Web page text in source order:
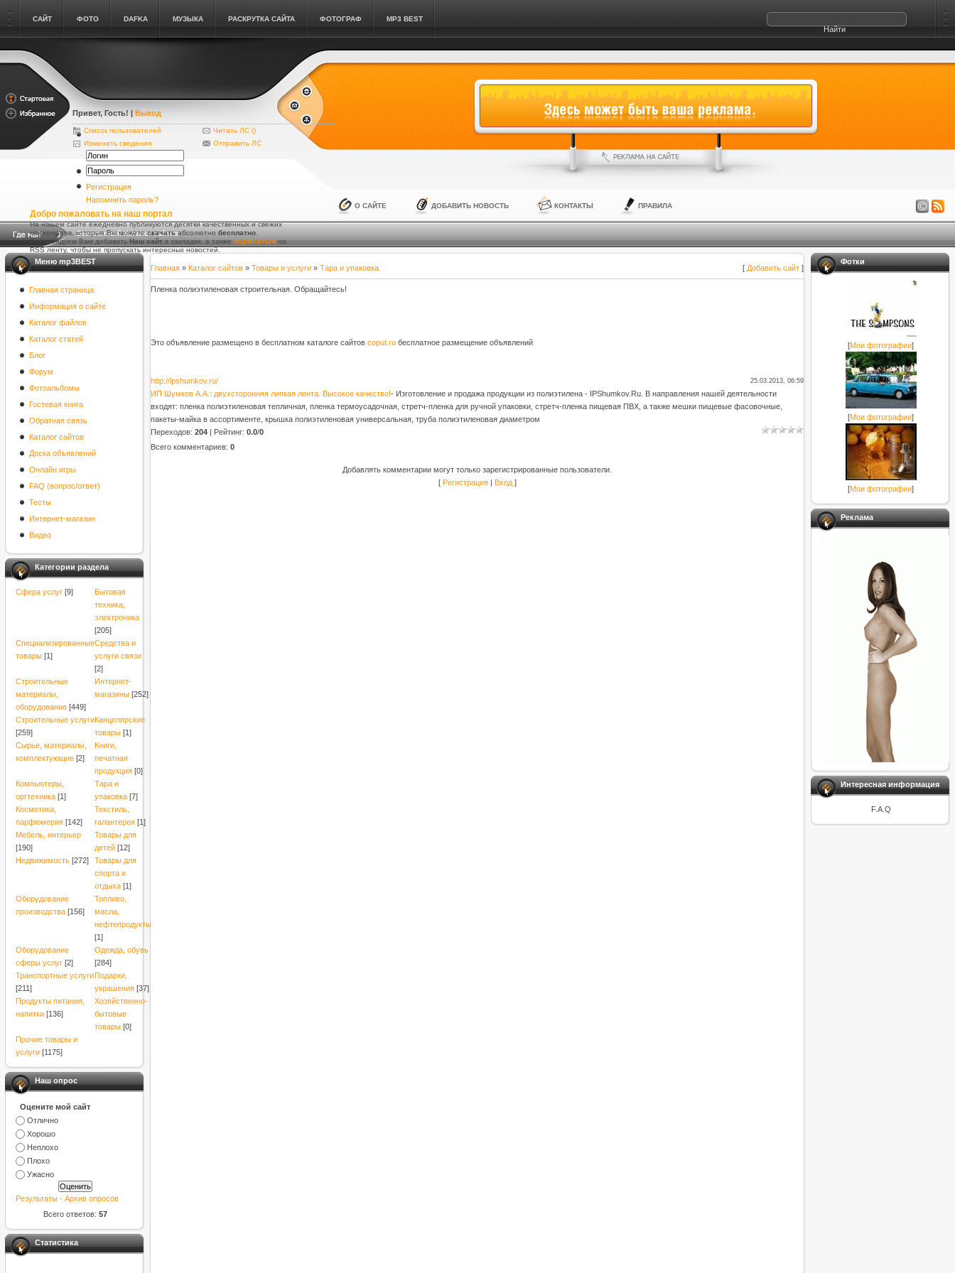
САЙТ ФОТО DAFKA МУЗЫКА РАСКРУТКА САЙТА ФОТОГРАФ MP3 BEST
Привет, Гость! | Выход
Список пользователей
Изменить сведения
Читать ЛС ()
Отправить ЛС
Регистрация
Напомнить пароль?
Добро пожаловать на наш портал
На нашем сайте ежедневно публикуются десятки качественных и свежих
материалов, которые Вы можетескачатьабсолютно бесплатно.
Рекомендуем Вам добавитьНаш сайтв закладки, а такжеподписатьсяна
RSS ленту, чтобы не пропускать интересных новостей.
О САЙТЕ ДОБАВИТЬ НОВОСТЬ КОНТАКТЫ ПРАВИЛА
Бесплатный Каталог сайтов
Меню mp3BEST
Главная страница
Информация о сайте
Каталог файлов
Каталог статей
Блог
Форум
Фотоальбомы
Гостевая книга
Обратная связь
Каталог сайтов
Доска объявлений
Онлайн игры
FAQ (вопрос/ответ)
Тесты
Интернет-магазин
Видео
Категории раздела
Cфера услуг [9]
Бытовая
техника,
электроника
[205]
Специализированные
товары [1]
Средства и
услуги связи
[2]
Строительные
материалы,
оборудование [449]
Интернет-
магазины [252]
Строительные услуги
[259]
Канцелярские
товары [1]
Сырье, материалы,
комплектующие [2]
Книги,
печатная
продукция [0]
Компьютеры,
оргтехника [1]
Тара и
упаковка [7]
Косметика,
парфюмерия [142]
Текстиль,
галантерея [1]
Мебель, интерьер
[190]
Товары для
детей [12]
Недвижимость [272]
Товары для
спорта и
отдыха [1]
Оборудование
производства [156]
Топливо,
масла,
нефтепродукты
[1]
Оборудование
сферы услуг [2]
Одежда, обувь
[284]
Транспортные услуги
[211]
Подарки,
украшения [37]
Продукты питания,
напитки [136]
Хозяйственно-
бытовые
товары [0]
Прочие товары и
услуги [1175]
Наш опрос
Оцените мой сайт
Отлично
Хорошо
Неплохо
Плохо
Ужасно
Результаты · Архив опросов
Всего ответов: 57
Статистика
Главная » Каталог сайтов » Товары и услуги » Тара и упаковка [ Добавить сайт ]
Пленка полиэтиленовая строительная. Обращайтесь!
Это объявление размещено в бесплатном каталоге сайтов coput.ru бесплатное размещение объявлений
http://ipshumkov.ru/ 25.03.2013, 06:59
ИП Шумков А.А.: двухсторонняя липкая лента. Высокое качество!- Изготовление и продажа продукции из полиэтилена - IPShumkov.Ru. В направления нашей деятельности
входят: пленка полиэтиленовая тепличная, пленка термоусадочная, стретч-пленка для ручной упаковки, стретч-пленка пищевая ПВХ, а также мешки пищевые фасовочные,
пакеты-майка в ассортименте, крышка полиэтиленовая универсальная, труба полиэтиленовая диаметром
Переходов: 204 | Рейтинг: 0.0/0
Всего комментариев: 0
Добавлять комментарии могут только зарегистрированные пользователи.
[ Регистрация| Вход]
Фотки
[Мои фотографии]
[Мои фотографии]
[Мои фотографии]
Реклама
Интересная информация
F.A.Q